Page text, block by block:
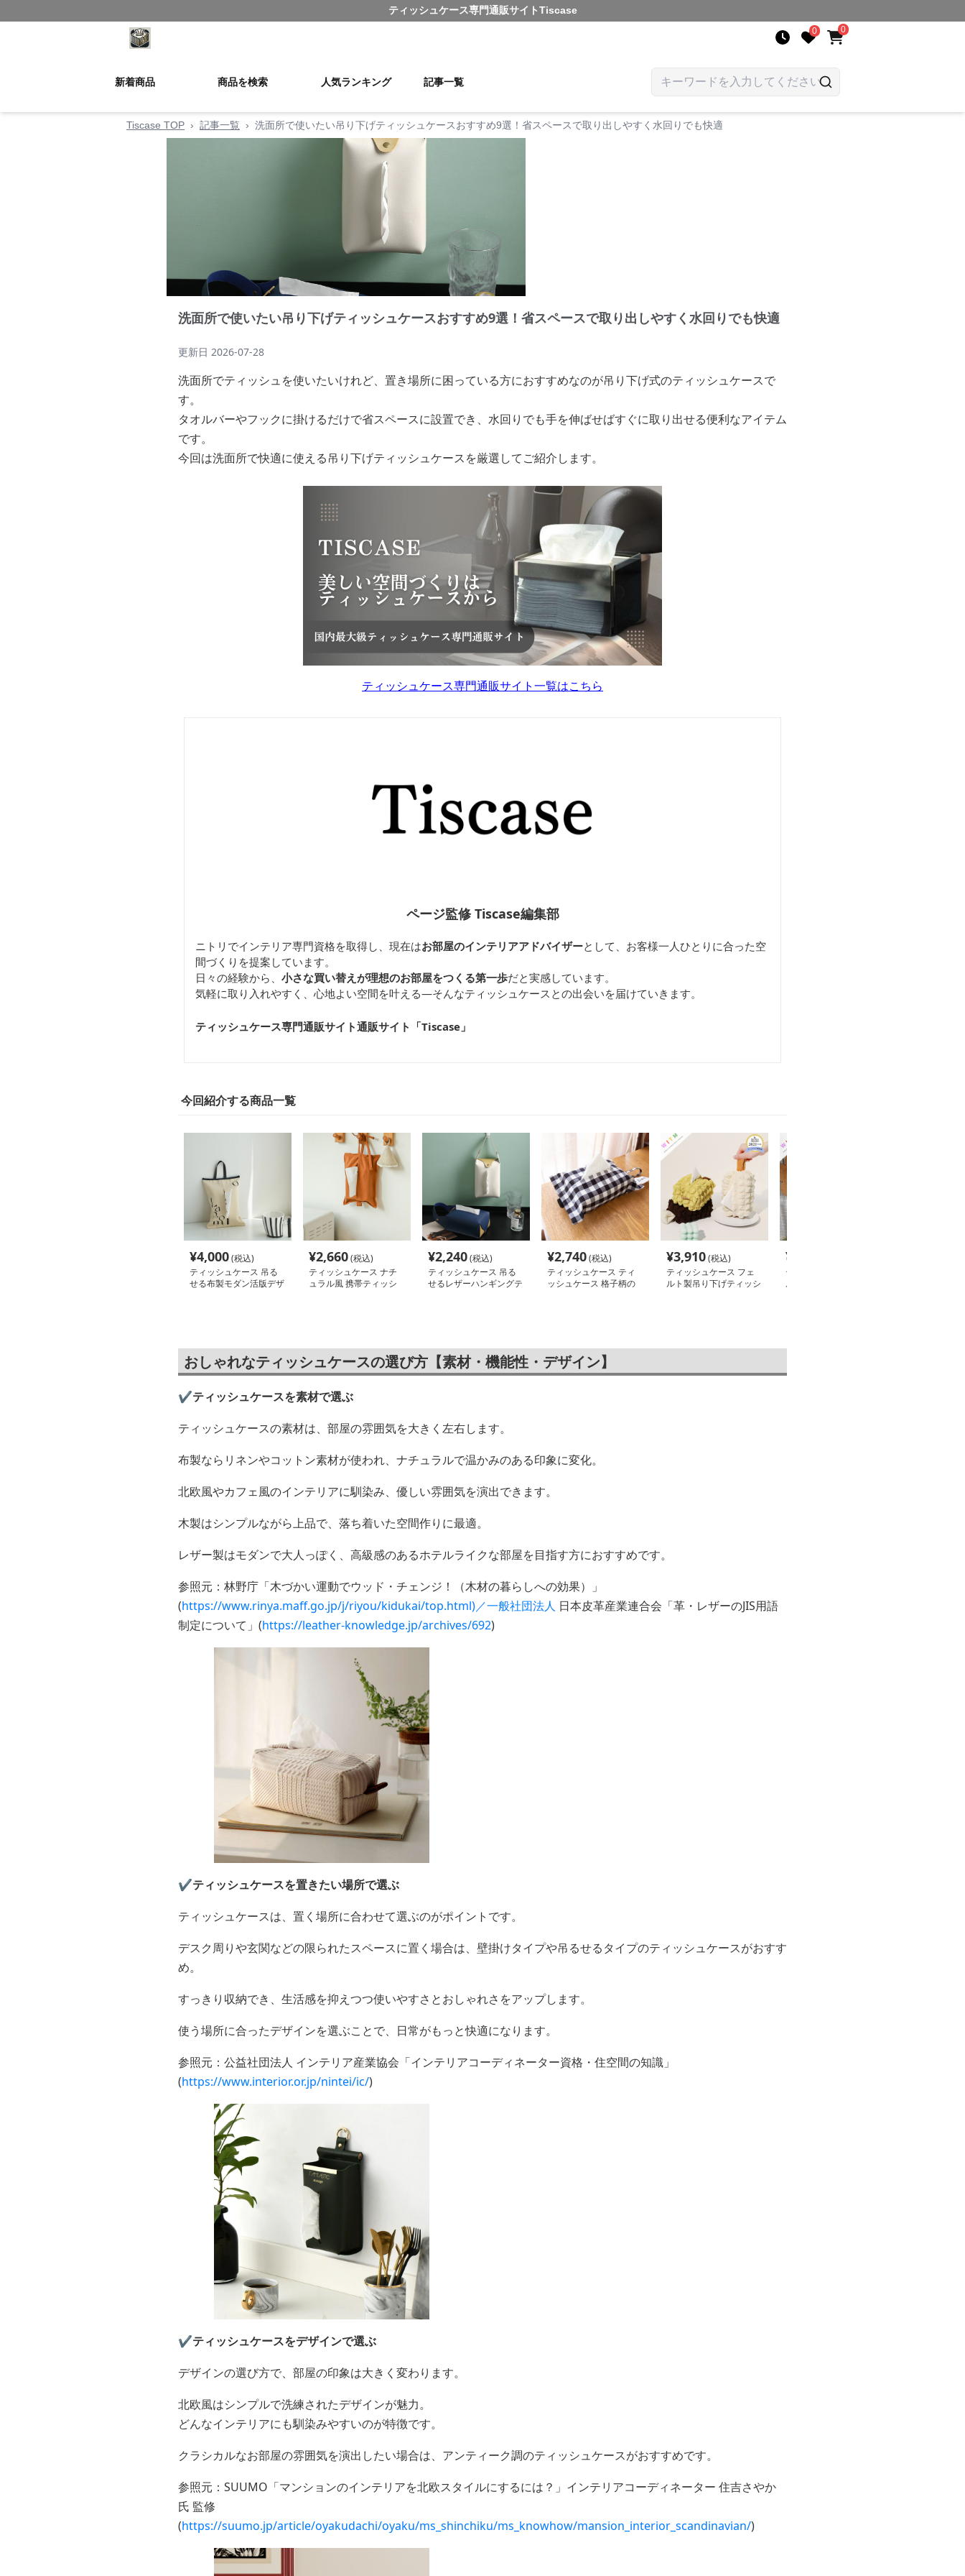
ティッシュケース専門通販サイトTiscase
0 0
新着商品 商品を検索 人気ランキング 記事一覧
Tiscase TOP › 記事一覧 › 洗面所で使いたい吊り下げティッシュケースおすすめ9選！省スペースで取り出しやすく水回りでも快適
洗面所で使いたい吊り下げティッシュケースおすすめ9選！省スペースで取り出しやすく水回りでも快適
更新日 2026-07-28
洗面所でティッシュを使いたいけれど、置き場所に困っている方におすすめなのが吊り下げ式のティッシュケースで
す。
タオルバーやフックに掛けるだけで省スペースに設置でき、水回りでも手を伸ばせばすぐに取り出せる便利なアイテム
です。
今回は洗面所で快適に使える吊り下げティッシュケースを厳選してご紹介します。
ティッシュケース専門通販サイト一覧はこちら
ページ監修 Tiscase編集部
ニトリでインテリア専門資格を取得し、現在はお部屋のインテリアアドバイザーとして、お客様一人ひとりに合った空
間づくりを提案しています。
日々の経験から、 小さな買い替えが理想のお部屋をつくる第一歩だと実感しています。
気軽に取り入れやすく、心地よい空間を叶える—そんなティッシュケースとの出会いを届けていきます。
ティッシュケース専門通販サイト通販サイト「Tiscase 」
今回紹介する商品一覧
¥4,000(税込)
ティッシュケース 吊る
せる布製モダン活版デザ
¥2,660(税込)
ティッシュケース ナチ
ュラル風 携帯ティッシ
¥2,240(税込)
ティッシュケース 吊る
せるレザーハンギングテ
¥2,740(税込)
ティッシュケース ティ
ッシュケース 格子柄の
¥3,910(税込)
ティッシュケース フェ
ルト製吊り下げティッシ
¥
ティッシュケース フェ
ルト花柄ティッシュカバ
おしゃれなティッシュケースの選び方【素材・機能性・デザイン】
✔️ティッシュケースを素材で選ぶ
ティッシュケースの素材は、部屋の雰囲気を大きく左右します。
布製ならリネンやコットン素材が使われ、ナチュラルで温かみのある印象に変化。
北欧風やカフェ風のインテリアに馴染み、優しい雰囲気を演出できます。
木製はシンプルながら上品で、落ち着いた空間作りに最適。
レザー製はモダンで大人っぽく、高級感のあるホテルライクな部屋を目指す方におすすめです。
参照元：林野庁「木づかい運動でウッド・チェンジ！（木材の暮らしへの効果）」
(https://www.rinya.maff.go.jp/j/riyou/kidukai/top.html)／一般社団法人 日本皮革産業連合会「革・レザーのJIS用語
制定について」(https://leather-knowledge.jp/archives/692)
✔️ティッシュケースを置きたい場所で選ぶ
ティッシュケースは、置く場所に合わせて選ぶのがポイントです。
デスク周りや玄関などの限られたスペースに置く場合は、壁掛けタイプや吊るせるタイプのティッシュケースがおすす
め。
すっきり収納でき、生活感を抑えつつ使いやすさとおしゃれさをアップします。
使う場所に合ったデザインを選ぶことで、日常がもっと快適になります。
参照元：公益社団法人 インテリア産業協会「インテリアコーディネーター資格・住空間の知識」
(https://www.interior.or.jp/nintei/ic/)
✔️ティッシュケースをデザインで選ぶ
デザインの選び方で、部屋の印象は大きく変わります。
北欧風はシンプルで洗練されたデザインが魅力。
どんなインテリアにも馴染みやすいのが特徴です。
クラシカルなお部屋の雰囲気を演出したい場合は、アンティーク調のティッシュケースがおすすめです。
参照元：SUUMO「マンションのインテリアを北欧スタイルにするには？」インテリアコーディネーター 住吉さやか
氏 監修
(https://suumo.jp/article/oyakudachi/oyaku/ms_shinchiku/ms_knowhow/mansion_interior_scandinavian/)